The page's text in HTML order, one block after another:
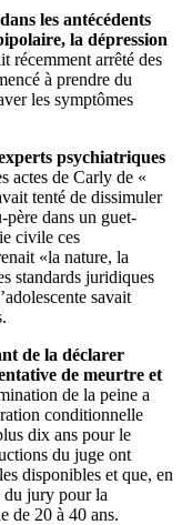
les antécédents
la dépression
récemment arrêté des
à prendre du
les symptômes
psychiatriques
actes de Carly de «
tenté de dissimuler
père dans un guet-
civile ces
«la nature, la
standards juridiques
savait
de la déclarer
de meurtre et
de la peine a
conditionnelle
dix ans pour le
du juge ont
disponibles et que, en
du jury pour la
de 20 à 40 ans.